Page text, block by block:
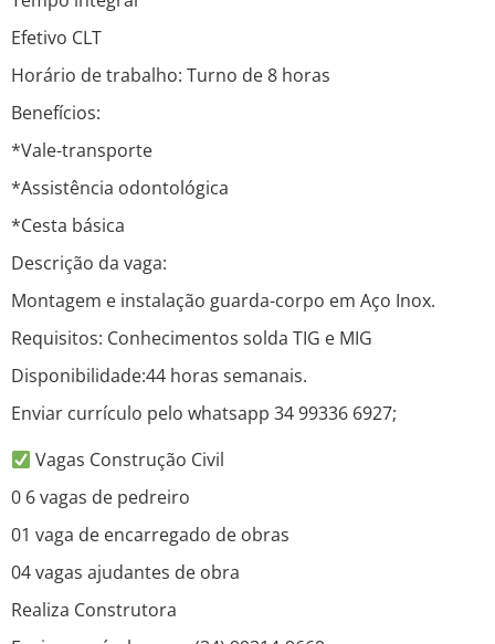
Efetivo CLT
Horário de trabalho: Turno de 8 horas
Benefícios:
*Vale-transporte
*Assistência odontológica
*Cesta básica
Descrição da vaga:
Montagem e instalação guarda-corpo em Aço Inox.
Requisitos: Conhecimentos solda TIG e MIG
Disponibilidade:44 horas semanais.
Enviar currículo pelo whatsapp 34 99336 6927;
Vagas Construção Civil
0 6 vagas de pedreiro
01 vaga de encarregado de obras
04 vagas ajudantes de obra
Realiza Construtora